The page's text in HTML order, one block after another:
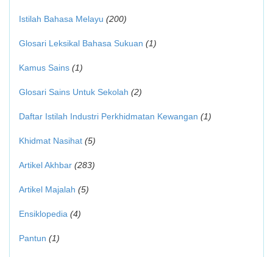
Istilah Bahasa Melayu (200)
Glosari Leksikal Bahasa Sukuan (1)
Kamus Sains (1)
Glosari Sains Untuk Sekolah (2)
Daftar Istilah Industri Perkhidmatan Kewangan (1)
Khidmat Nasihat (5)
Artikel Akhbar (283)
Artikel Majalah (5)
Ensiklopedia (4)
Pantun (1)